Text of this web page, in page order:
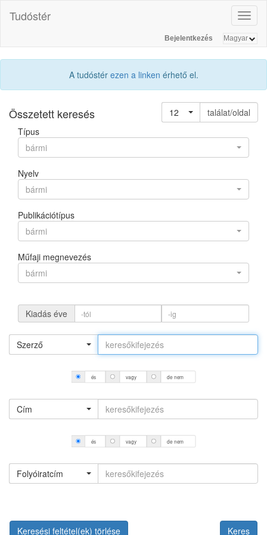
Tudóstér
Bejelentkezés
A tudóstér ezen a linken érhető el.
Összetett keresés 12
találat/oldal
Típus
bármi
Nyelv
bármi
Publikációtípus
bármi
Műfaji megnevezés
bármi
Kiadás éve
Szerző
és vagy de nem
Cím
és vagy de nem
Folyóiratcím
Keresési feltétel(ek) törlése